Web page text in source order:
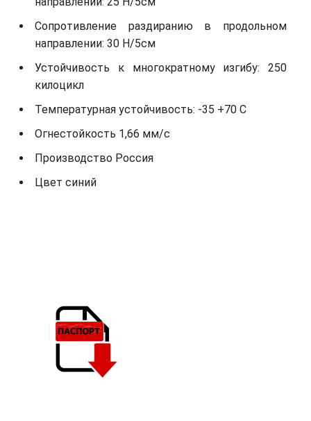
Сопротивление раздиранию в продольном
направлении: 30 Н/5см
Устойчивость к многократному изгибу: 250
килоцикл
Температурная устойчивость: -35 +70 С
Огнестойкость 1,66 мм/с
Производство Россия
Цвет синий